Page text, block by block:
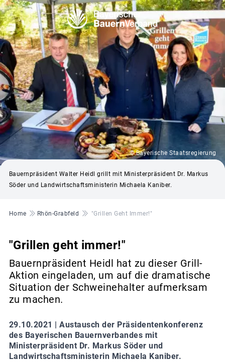
© Bayerische Staatsregierung
Bauernpräsident Walter Heidl grillt mit Ministerpräsident Dr. Markus
Söder und Landwirtschaftsministerin Michaela Kaniber.
Pfadnavigation
Home Rhön-Grabfeld "Grillen Geht Immer!"
"Grillen geht immer!"
Bauernpräsident Heidl hat zu dieser Grill-
Aktion eingeladen, um auf die dramatische
Situation der Schweinehalter aufmerksam
zu machen.
29.10.2021 | Austausch der Präsidentenkonferenz
des Bayerischen Bauernverbandes mit
Ministerpräsident Dr. Markus Söder und
Landwirtschaftsministerin Michaela Kaniber.